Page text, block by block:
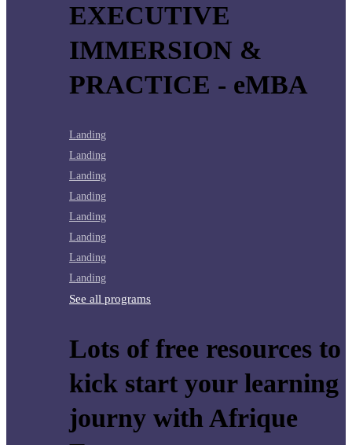
EXECUTIVE
IMMERSION &
PRACTICE - eMBA
Landing
Landing
Landing
Landing
Landing
Landing
Landing
Landing
See all programs
Lots of free resources to
kick start your learning
journy with Afrique